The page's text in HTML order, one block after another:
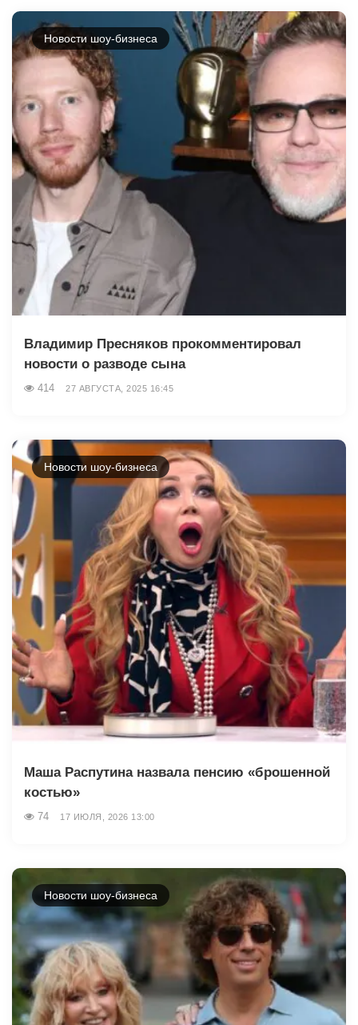
Новости шоу-бизнеса
Владимир Пресняков прокомментировал
новости о разводе сына
414 27 АВГУСТА, 2025 16:45
Новости шоу-бизнеса
Маша Распутина назвала пенсию «брошенной
костью»
74 17 ИЮЛЯ, 2026 13:00
Новости шоу-бизнеса